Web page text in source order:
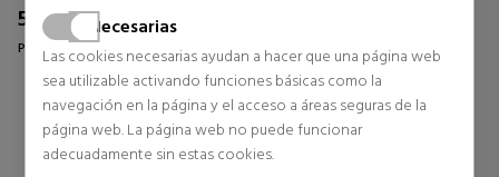
Necesarias
Las cookies necesarias ayudan a hacer que una página web
sea utilizable activando funciones básicas como la
navegación en la página y el acceso a áreas seguras de la
página web. La página web no puede funcionar
adecuadamente sin estas cookies.
51,59 €
Precio habitual 80,00 €
18 opiniones
Precio habitual 165,00 €
15 opiniones